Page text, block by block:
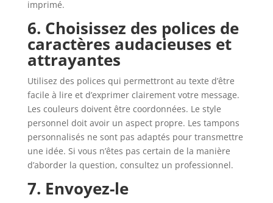
imprimé.
6. Choisissez des polices de
caractères audacieuses et
attrayantes
Utilisez des polices qui permettront au texte d’être
facile à lire et d’exprimer clairement votre message.
Les couleurs doivent être coordonnées. Le style
personnel doit avoir un aspect propre. Les tampons
personnalisés ne sont pas adaptés pour transmettre
une idée. Si vous n’êtes pas certain de la manière
d’aborder la question, consultez un professionnel.
7. Envoyez-le